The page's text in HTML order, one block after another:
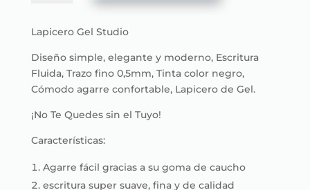
Lapicero Gel Studio
Diseño simple, elegante y moderno, Escritura
Fluida, Trazo fino 0,5mm, Tinta color negro,
Cómodo agarre confortable, Lapicero de Gel.
¡No Te Quedes sin el Tuyo!
Características:
Agarre fácil gracias a su goma de caucho
escritura super suave, fina y de calidad